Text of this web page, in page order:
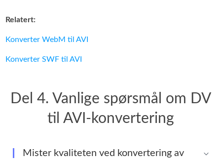
Relatert:
Konverter WebM til AVI
Konverter SWF til AVI
Del 4. Vanlige spørsmål om DV
til AVI-konvertering
Mister kvaliteten ved konvertering av